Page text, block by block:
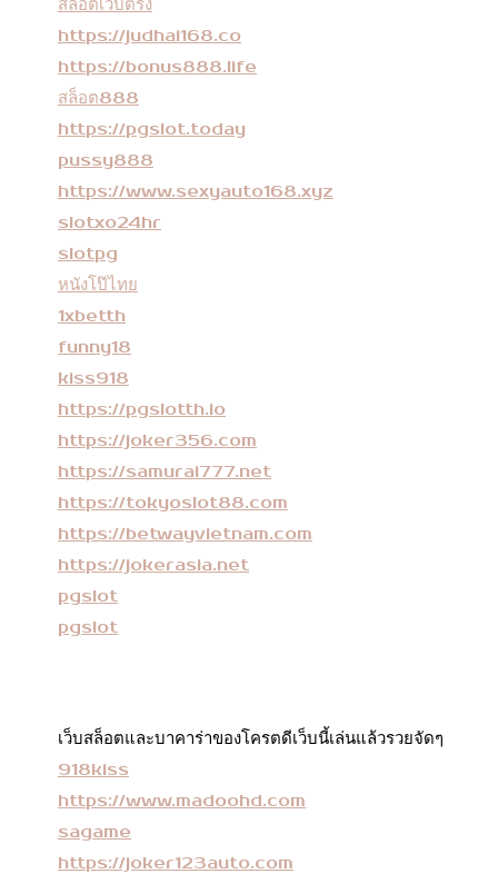
สล็อตเว็บตรง
https://judhai168.co
https://bonus888.life
สล็อต888
https://pgslot.today
pussy888
https://www.sexyauto168.xyz
slotxo24hr
slotpg
หนังโป๊ไทย
1xbetth
funny18
kiss918
https://pgslotth.io
https://joker356.com
https://samurai777.net
https://tokyoslot88.com
https://betwayvietnam.com
https://jokerasia.net
pgslot
pgslot
เว็บสล็อตและบาคาร่าของโครตดีเว็บนี้เล่นแล้วรวยจัดๆ
918kiss
https://www.madoohd.com
sagame
https://joker123auto.com